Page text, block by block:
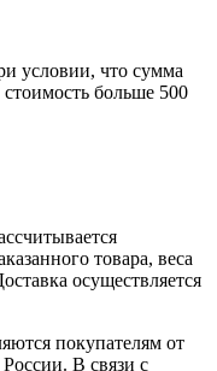
условии, что сумма
больше 500
товара, веса
осуществляется
покупателям от
В связи с